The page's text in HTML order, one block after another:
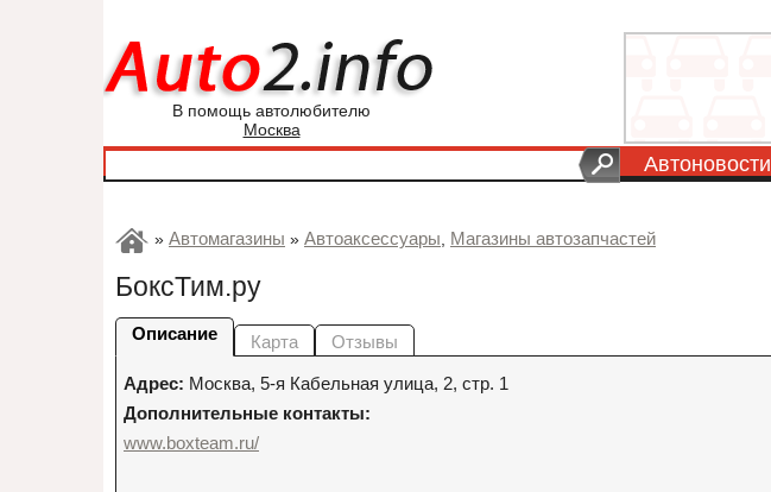
В помощь автолюбителю
Москва
Автоновости
» Автомагазины » Автоаксессуары, Магазины автозапчастей
БоксТим.ру
Описание Карта Отзывы
Адрес: Москва, 5-я Кабельная улица, 2, стр. 1
Дополнительные контакты:
www.boxteam.ru/